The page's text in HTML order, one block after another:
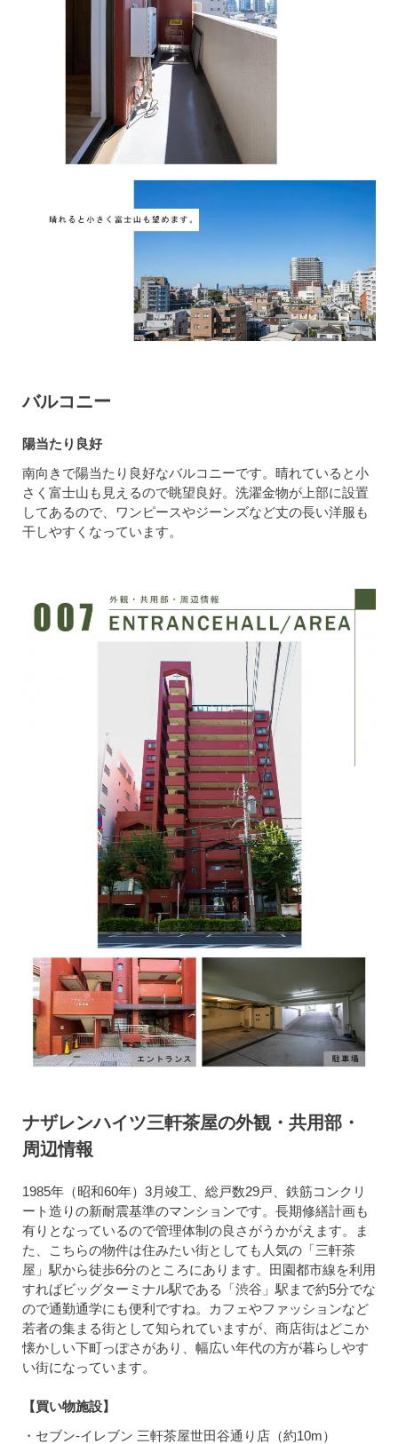
バルコニー
陽当たり良好
南向きで陽当たり良好なバルコニーです。晴れていると小
さく富士山も見えるので眺望良好。洗濯金物が上部に設置
してあるので、ワンピースやジーンズなど丈の長い洋服も
干しやすくなっています。
ナザレンハイツ三軒茶屋の外観・共用部・
周辺情報
1985年（昭和60年）3月竣工、総戸数29戸、鉄筋コンクリ
ート造りの新耐震基準のマンションです。長期修繕計画も
有りとなっているので管理体制の良さがうかがえます。ま
た、こちらの物件は住みたい街としても人気の「三軒茶
屋」駅から徒歩6分のところにあります。田園都市線を利用
すればビッグターミナル駅である「渋谷」駅まで約5分でな
ので通勤通学にも便利ですね。カフェやファッションなど
若者の集まる街として知られていますが、商店街はどこか
懐かしい下町っぽさがあり、幅広い年代の方が暮らしやす
い街になっています。
【買い物施設】
・セブン-イレブン 三軒茶屋世田谷通り店（約10m）